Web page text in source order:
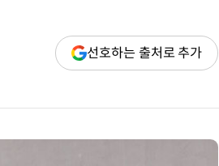
선호하는 출처로 추가(새
창